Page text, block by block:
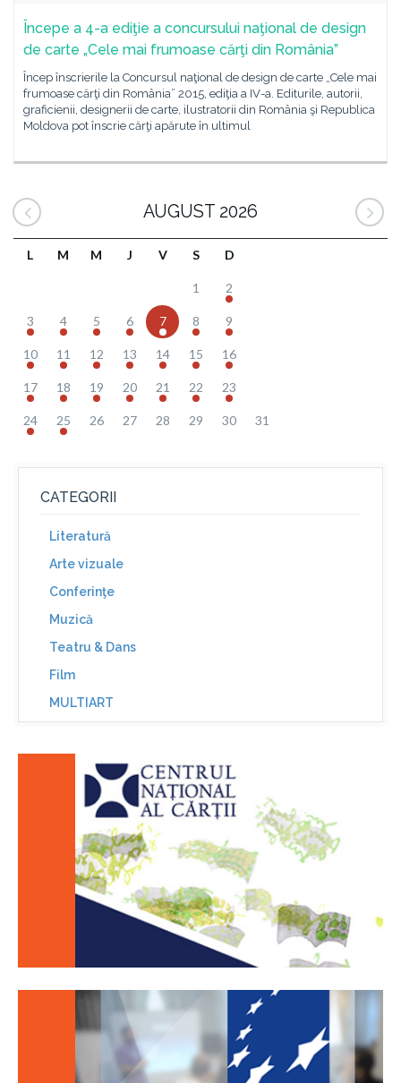
Începe a 4-a ediţie a concursului naţional de design
de carte „Cele mai frumoase cărţi din România”
Încep înscrierile la Concursul naţional de design de carte „Cele mai
frumoase cărţi din România” 2015, ediţia a IV-a. Editurile, autorii,
graficienii, designerii de carte, ilustratorii din România şi Republica
Moldova pot înscrie cărţi apărute în ultimul
AUGUST 2026
L M M J V S D
1 2
3 4 5 6 7 8 9
10 11 12 13 14 15 16
17 18 19 20 21 22 23
24 25 26 27 28 29 30 31
CATEGORII
Literatură
Arte vizuale
Conferinţe
Muzică
Teatru & Dans
Film
MULTIART